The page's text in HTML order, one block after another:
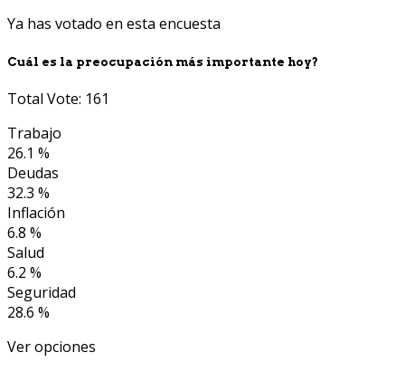
Ya has votado en esta encuesta
Cuál es la preocupación más importante hoy?
Total Vote: 161
Trabajo
26.1 %
Deudas
32.3 %
Inflación
6.8 %
Salud
6.2 %
Seguridad
28.6 %
Ver opciones